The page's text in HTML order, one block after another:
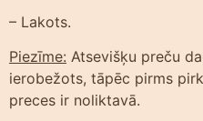
– Lakots.
Piezīme: Atsevišķu preču
ierobežots, tāpēc pirms
preces ir noliktavā.